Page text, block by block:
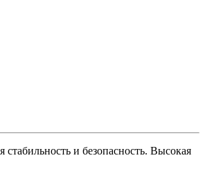
и безопасность. Высокая